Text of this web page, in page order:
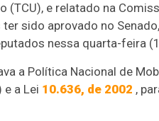
(TCU), e relatado na
sido aprovado no
nessa quarta-feira
a Política Nacional de
e a Lei 10.636, de 2002 ,